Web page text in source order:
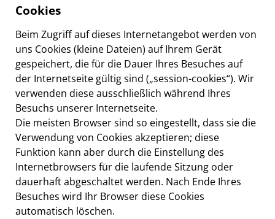
Cookies
Beim Zugriff auf dieses Internetangebot werden von
uns Cookies (kleine Dateien) auf Ihrem Gerät
gespeichert, die für die Dauer Ihres Besuches auf
der Internetseite gültig sind („session-cookies“). Wir
verwenden diese ausschließlich während Ihres
Besuchs unserer Internetseite.
Die meisten Browser sind so eingestellt, dass sie die
Verwendung von Cookies akzeptieren; diese
Funktion kann aber durch die Einstellung des
Internetbrowsers für die laufende Sitzung oder
dauerhaft abgeschaltet werden. Nach Ende Ihres
Besuches wird Ihr Browser diese Cookies
automatisch löschen.